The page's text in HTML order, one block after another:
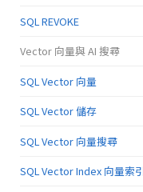
SQL REVOKE
Vector 向量與 AI 搜尋
SQL Vector 向量
SQL Vector 儲存
SQL Vector 向量搜尋
SQL Vector Index 向量索引